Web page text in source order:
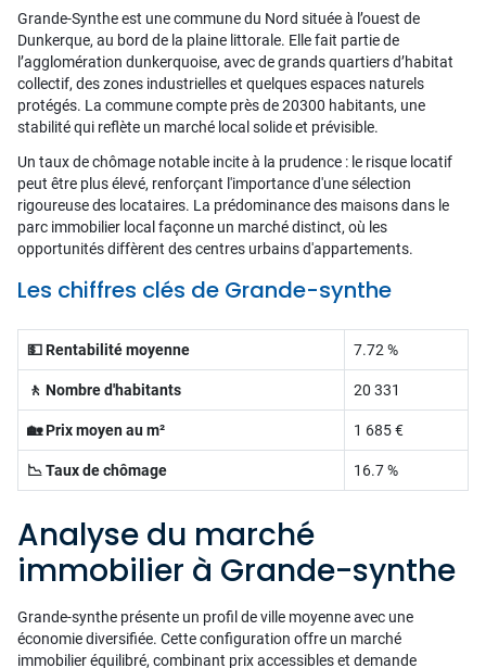
Grande-Synthe est une commune du Nord située à l’ouest de
Dunkerque, au bord de la plaine littorale. Elle fait partie de
l’agglomération dunkerquoise, avec de grands quartiers d’habitat
collectif, des zones industrielles et quelques espaces naturels
protégés. La commune compte près de 20300 habitants, une
stabilité qui reflète un marché local solide et prévisible.
Un taux de chômage notable incite à la prudence : le risque locatif
peut être plus élevé, renforçant l'importance d'une sélection
rigoureuse des locataires. La prédominance des maisons dans le
parc immobilier local façonne un marché distinct, où les
opportunités diffèrent des centres urbains d'appartements.
Les chiffres clés de Grande-synthe
💵 Rentabilité moyenne 7.72 %
🚶 Nombre d'habitants 20 331
🏡 Prix moyen au m² 1 685 €
📉 Taux de chômage 16.7 %
Analyse du marché
immobilier à Grande-synthe
Grande-synthe présente un profil de ville moyenne avec une
économie diversifiée. Cette configuration offre un marché
immobilier équilibré, combinant prix accessibles et demande